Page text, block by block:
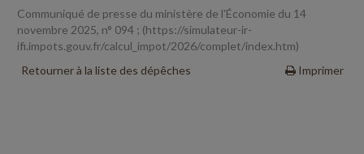
Communiqué de presse du ministère de l'Économie du 14
novembre 2025, n° 094 ; (https://simulateur-ir-
ifi.impots.gouv.fr/calcul_impot/2026/complet/index.htm)
Retourner à la liste des dépêches
Imprimer